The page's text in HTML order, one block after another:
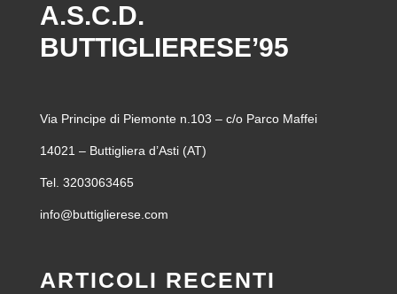
A.S.C.D.
BUTTIGLIERESE’95
Via Principe di Piemonte n.103 – c/o Parco Maffei
14021 – Buttigliera d’Asti (AT)
Tel. 3203063465
info@buttiglierese.com
ARTICOLI RECENTI